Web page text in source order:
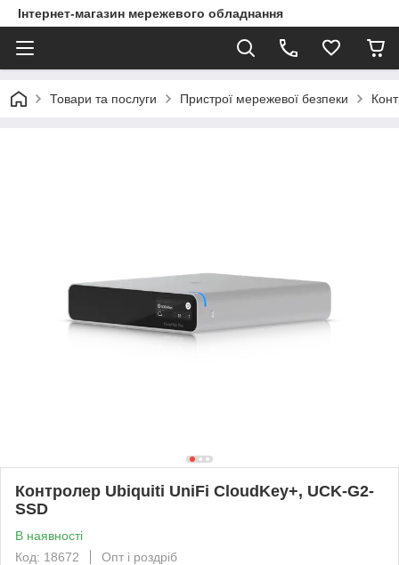
Інтернет-магазин мережевого обладнання
Товари та послуги Пристрої мережевої безпеки
Контролер Ubiquiti UniFi CloudKey+, UCK-G2-
SSD
В наявності
Код: 18672
Опт і роздріб